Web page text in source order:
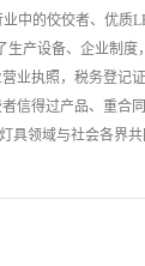
中的佼佼者、优
产设备、企业制
业执照，税务登
信得过产品、重合
具领域与社会各界